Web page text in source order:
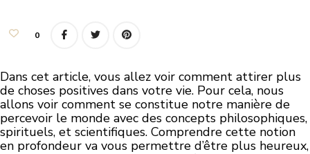
0
Dans cet article, vous allez voir comment attirer plus
de choses positives dans votre vie. Pour cela, nous
allons voir comment se constitue notre manière de
percevoir le monde avec des concepts philosophiques,
spirituels, et scientifiques. Comprendre cette notion
en profondeur va vous permettre d’être plus heureux,